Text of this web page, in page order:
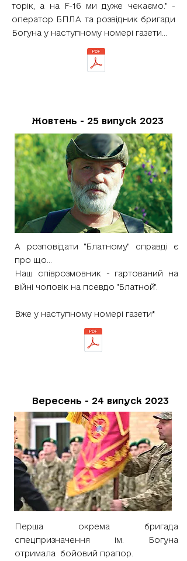
торік, а на F-16 ми дуже чекаємо." -
оператор БПЛА та розвідник бригади
Богуна у наступному номері газети...
Жовтень - 25 випуск 2023
А розповідати "Блатному" справді є
про що...
Наш співрозмовник - гартований на
війні чоловік на псевдо "Блатной".
Вже у наступному номері газети*
Вересень - 24 випуск 2023
Перша окрема бригада
спецпризначення ім. Богуна
отримала бойовий прапор.